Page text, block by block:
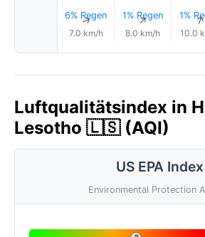
6% Regen
↑
7.0 km/h
1% Regen
↑
8.0 km/h
1%
10.0
Luftqualitätsindex in
Lesotho 🇱🇸 (AQI)
US EPA Index
Environmental Protection